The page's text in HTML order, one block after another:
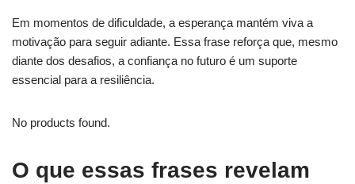
Em momentos de dificuldade, a esperança mantém viva a
motivação para seguir adiante. Essa frase reforça que, mesmo
diante dos desafios, a confiança no futuro é um suporte
essencial para a resiliência.
No products found.
O que essas frases revelam